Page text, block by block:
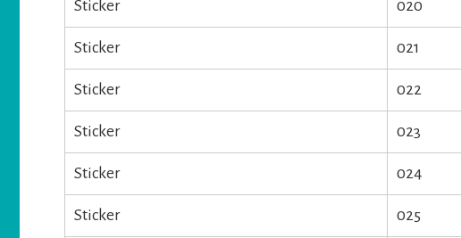
Sticker 020
Sticker 021
Sticker 022
Sticker 023
Sticker 024
Sticker 025